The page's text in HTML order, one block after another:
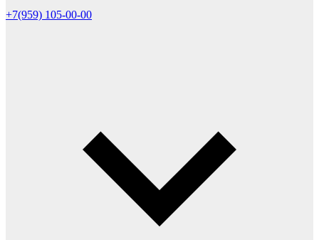
+7(959) 105-00-00